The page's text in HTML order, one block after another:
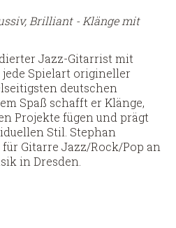
Brilliant - Klänge mit
Jazz-Gitarrist mit
Spielart origineller
deutschen
Spaß schafft er Klänge,
Projekte fügen und prägt
Stil. Stephan
Gitarre Jazz/Rock/Pop an
in Dresden.